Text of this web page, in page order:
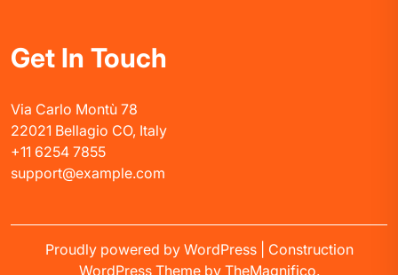
Get In Touch
Via Carlo Montù 78
22021 Bellagio CO, Italy
+11 6254 7855
support@example.com
Proudly powered by WordPress
Construction
WordPress Theme by TheMagnifico.